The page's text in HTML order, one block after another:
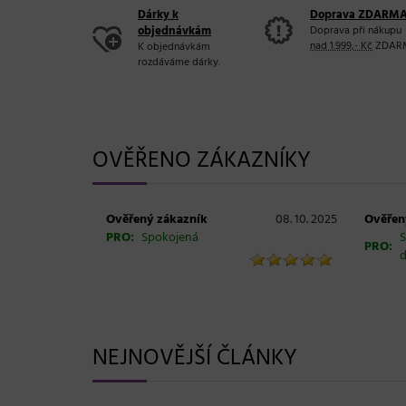
Dárky k
objednávkám
K objednávkám
rozdáváme dárky.
Doprava
Doprava při nákupu
nad 1.999,- Kč
OVĚŘENO ZÁKAZNÍKY
Ověřený zákazník
08. 10. 2025
PRO: Spokojená
PRO:
NEJNOVĚJŠÍ ČLÁNKY